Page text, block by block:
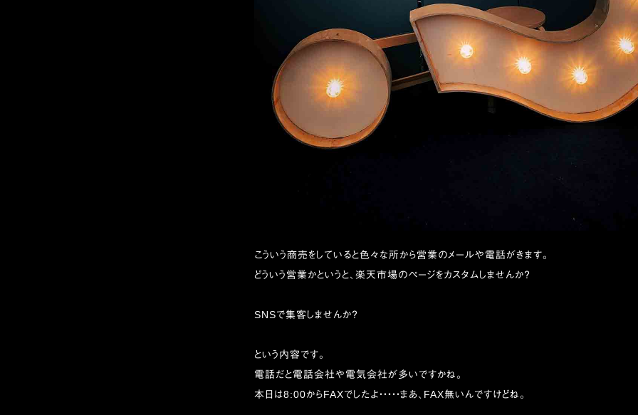
こういう商売をしていると色々な所から営業のメールや電話がきます。
どういう営業かというと、楽天市場のページをカスタムしませんか？
SNSで集客しませんか？
という内容です。
電話だと電話会社や電気会社が多いですかね。
本日は8:00からFAXでしたよ・・・・・まあ、FAX無いんですけどね。